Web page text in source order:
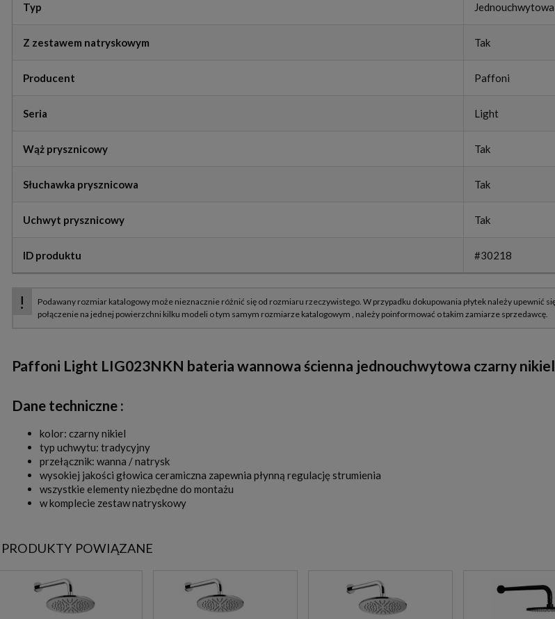
Typ Jednouchwytowa
Z zestawem natryskowym Tak
Producent Paffoni
Seria Light
Wąż prysznicowy Tak
Słuchawka prysznicowa Tak
Uchwyt prysznicowy Tak
ID produktu #30218
Paffoni Light LIG023NKN bateria wannowa ścienna jednouchwytowa czarny nikiel
Dane techniczne :
kolor: czarny nikiel
typ uchwytu: tradycyjny
przełącznik: wanna / natrysk
wysokiej jakości głowica ceramiczna zapewnia płynną regulację strumienia
wszystkie elementy niezbędne do montażu
w komplecie zestaw natryskowy
PRODUKTY POWIĄZANE